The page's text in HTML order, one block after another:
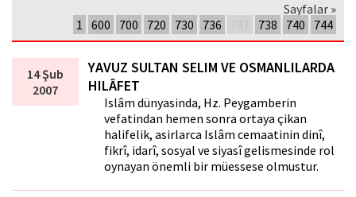
Sayfalar »
1 600 700 720 730 736 738 740 744
14 Şub
2007
YAVUZ SULTAN SELIM VE OSMANLILARDA
HILÂFET
Islâm dünyasinda, Hz. Peygamberin
vefatindan hemen sonra ortaya çikan
halifelik, asirlarca Islâm cemaatinin dinî,
fikrî, idarî, sosyal ve siyasî gelismesinde rol
oynayan önemli bir müessese olmustur.